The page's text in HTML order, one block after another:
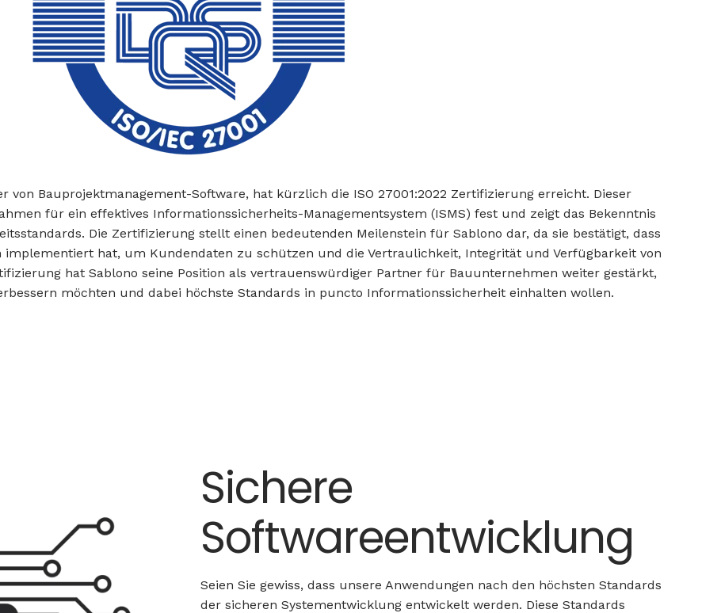
von Bauprojektmanagement-Software, hat kürzlich die ISO 27001:2022 Zertifizierung erreicht. Dieser
für ein effektives Informationssicherheits-Managementsystem (ISMS) fest und zeigt das Bekenntnis
Die Zertifizierung stellt einen bedeutenden Meilenstein für Sablono dar, da sie bestätigt, dass
hat, um Kundendaten zu schützen und die Vertraulichkeit, Integrität und Verfügbarkeit von
hat Sablono seine Position als vertrauenswürdiger Partner für Bauunternehmen weiter gestärkt,
möchten und dabei höchste Standards in puncto Informationssicherheit einhalten wollen.
Sichere
Softwareentwicklung
Seien Sie gewiss, dass unsere Anwendungen nach den höchsten Standards
der sicheren Systementwicklung entwickelt werden. Diese Standards